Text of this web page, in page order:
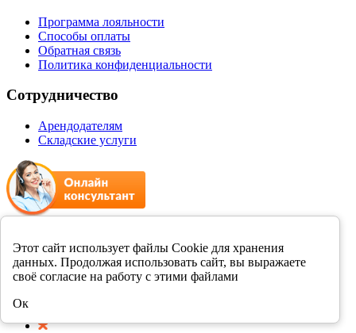
Этот сайт использует файлы Cookie для хранения
данных. Продолжая использовать сайт, вы выражаете
своё согласие на работу с этими файлами
Ок
Программа лояльности
Способы оплаты
Обратная связь
Политика конфиденциальности
Сотрудничество
Арендодателям
Складские услуги
+7 8412 231989
Мы в соцсетях